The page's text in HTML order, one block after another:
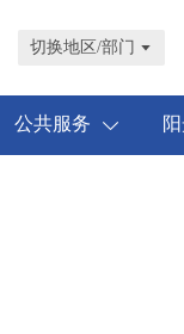
切换地区/部门
公共服务